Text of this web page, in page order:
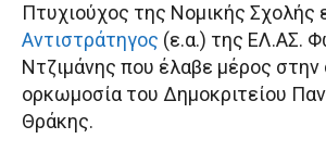
Πτυχιούχος της Νομικής Σχολής
Αντιστράτηγος (ε.α.) της ΕΛ.ΑΣ.
Ντζιμάνης που έλαβε μέρος στην
ορκωμοσία του Δημοκριτείου
Θράκης.